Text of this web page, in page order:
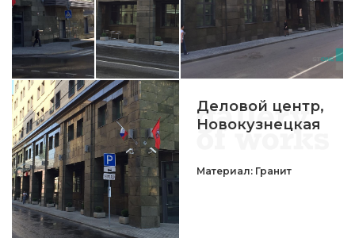
Деловой центр,
Новокузнецкая
Материал: Гранит